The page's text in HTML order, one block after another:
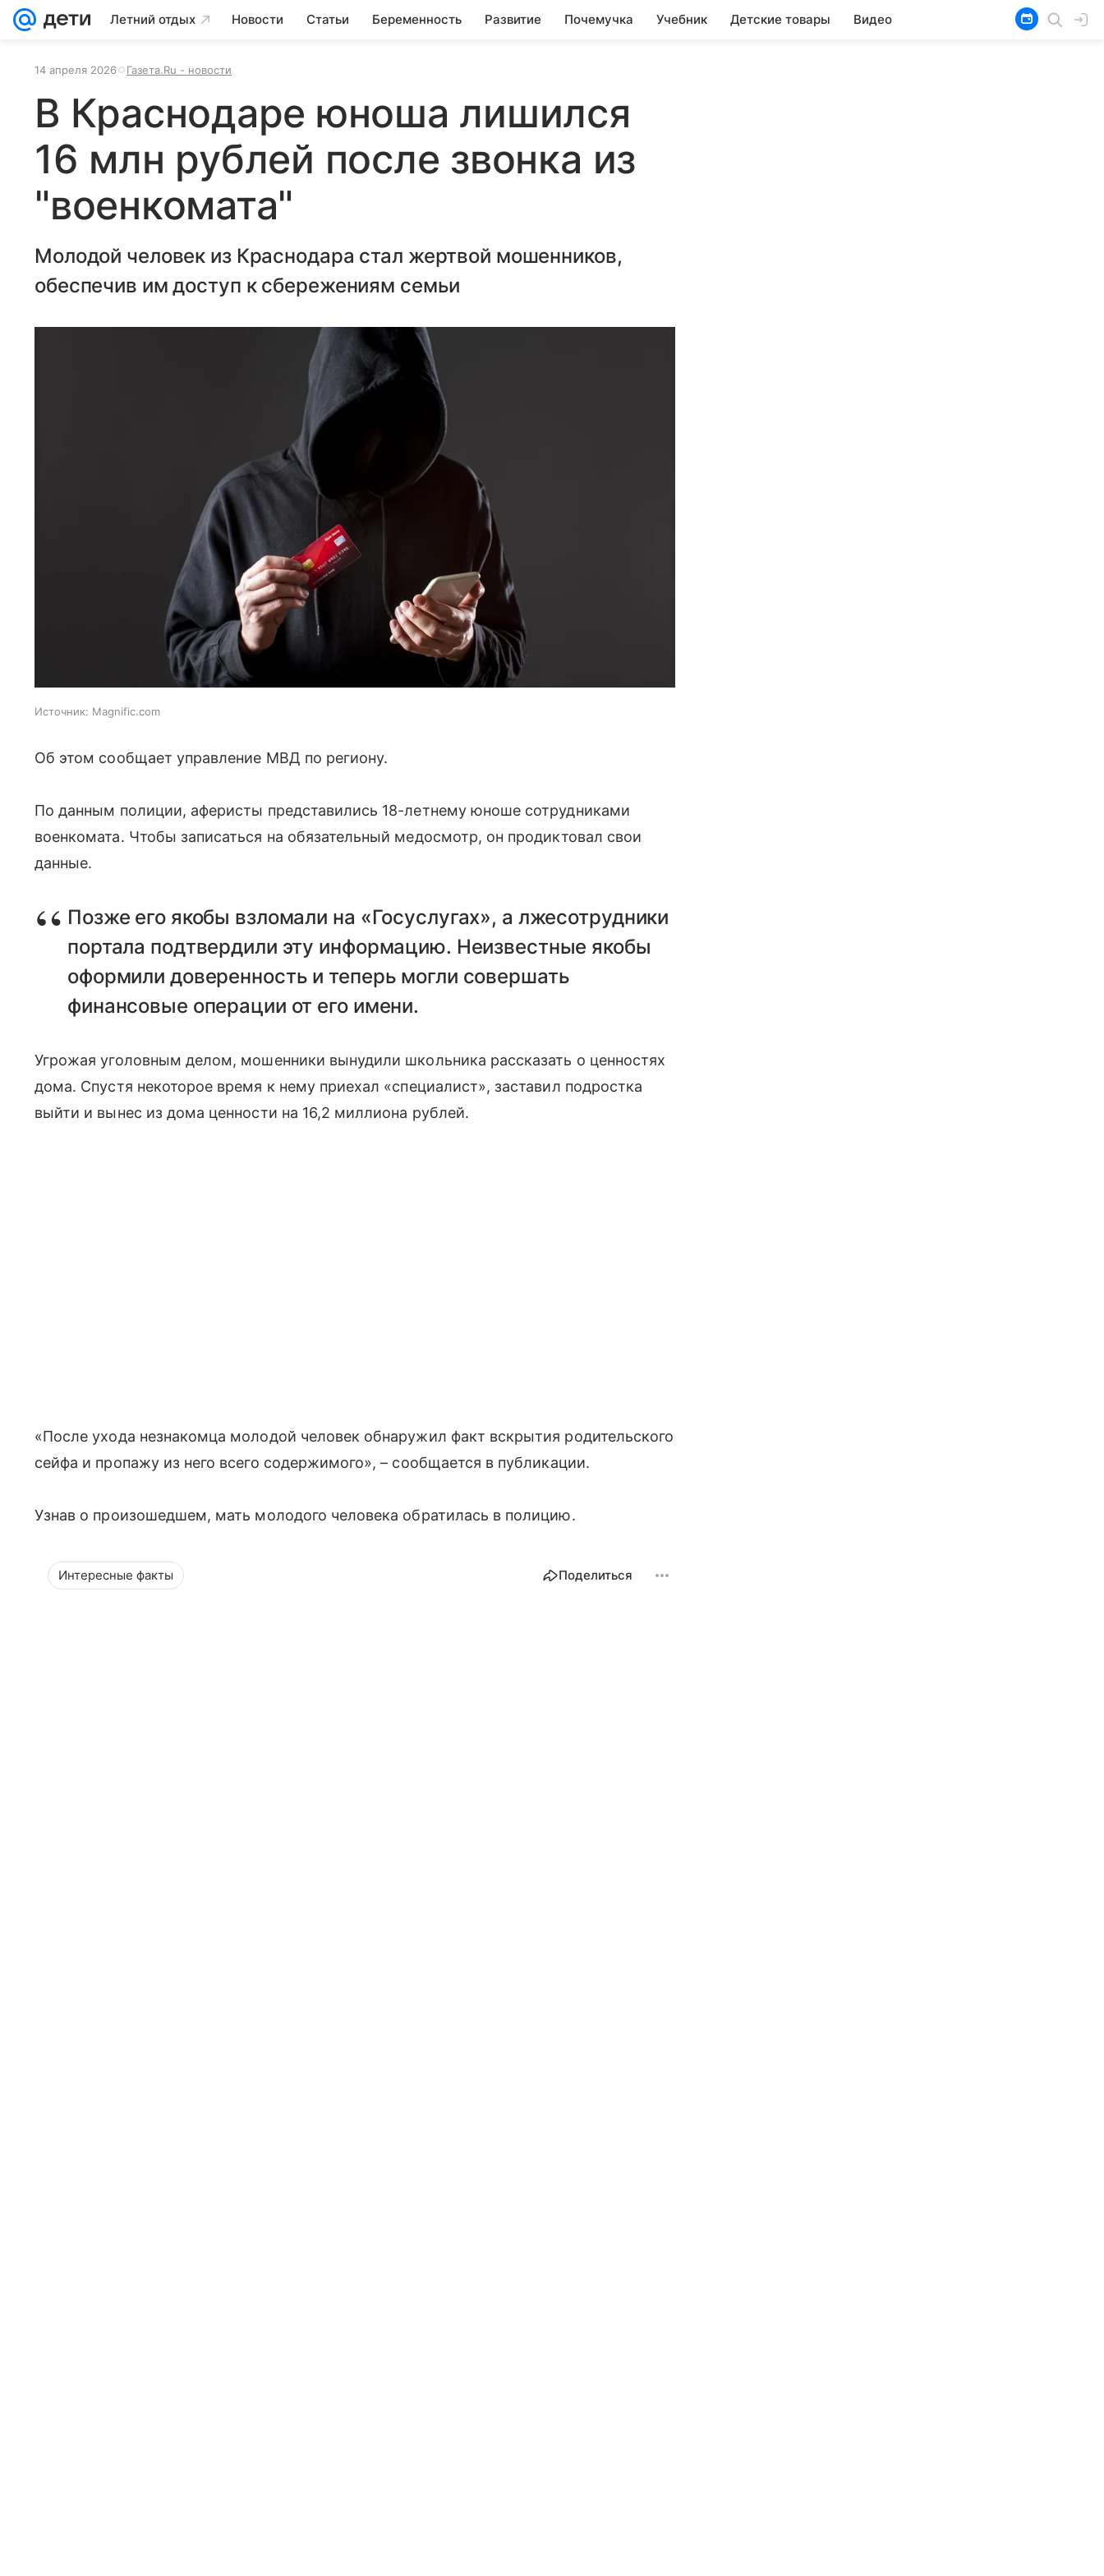
Летний отдых Новости Статьи Беременность Развитие Почемучка Учебник Детские товары Видео
14 апреля 2026 Газета.Ru - новости
В Краснодаре юноша лишился
16 млн рублей после звонка из
"военкомата"
Молодой человек из Краснодара стал жертвой мошенников,
обеспечив им доступ к сбережениям семьи
Источник: Magnific.com
Об этом сообщает управление МВД по региону.
По данным полиции, аферисты представились 18-летнему юноше сотрудниками
военкомата. Чтобы записаться на обязательный медосмотр, он продиктовал свои
данные.
Позже его якобы взломали на «Госуслугах», а лжесотрудники
портала подтвердили эту информацию. Неизвестные якобы
оформили доверенность и теперь могли совершать
финансовые операции от его имени.
Угрожая уголовным делом, мошенники вынудили школьника рассказать о ценностях
дома. Спустя некоторое время к нему приехал «специалист», заставил подростка
выйти и вынес из дома ценности на 16,2 миллиона рублей.
«После ухода незнакомца молодой человек обнаружил факт вскрытия родительского
сейфа и пропажу из него всего содержимого», – сообщается в публикации.
Узнав о произошедшем, мать молодого человека обратилась в полицию.
Интересные факты Поделиться